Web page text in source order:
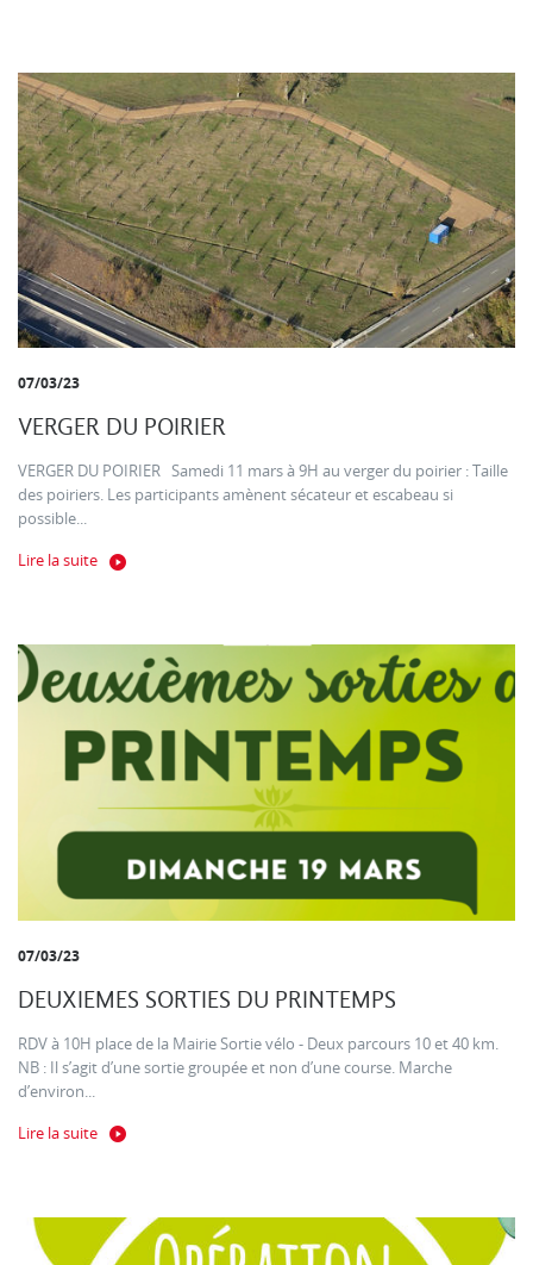
07/03/23
VERGER DU POIRIER
VERGER DU POIRIER Samedi 11 mars à 9H au verger du poirier : Taille
des poiriers. Les participants amènent sécateur et escabeau si
possible...
Lire la suite
07/03/23
DEUXIEMES SORTIES DU PRINTEMPS
RDV à 10H place de la Mairie Sortie vélo - Deux parcours 10 et 40 km.
NB : Il s’agit d’une sortie groupée et non d’une course. Marche
d’environ...
Lire la suite